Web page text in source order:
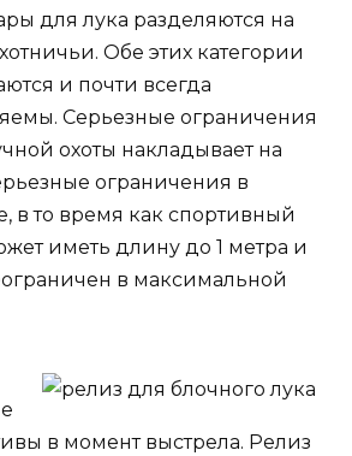
для лука разделяются на
Обе этих категории
и почти всегда
Серьезные ограничения
охоты накладывает на
ограничения в
в то время как спортивный
иметь длину до 1 метра и
в максимальной
в момент выстрела. Релиз